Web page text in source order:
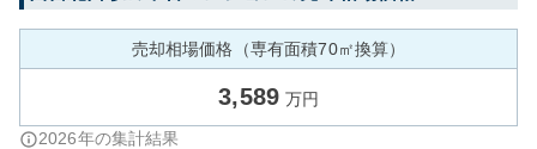
売却相場価格（専有面積70㎡換算）
3,589 万円
2026年の集計結果